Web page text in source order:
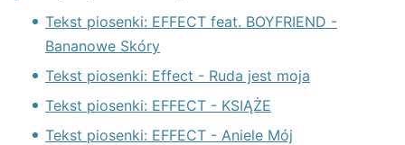
Tekst piosenki: EFFECT feat. BOYFRIEND -
Bananowe Skóry
Tekst piosenki: Effect - Ruda jest moja
Tekst piosenki: EFFECT - KSIĄŻE
Tekst piosenki: EFFECT - Aniele Mój